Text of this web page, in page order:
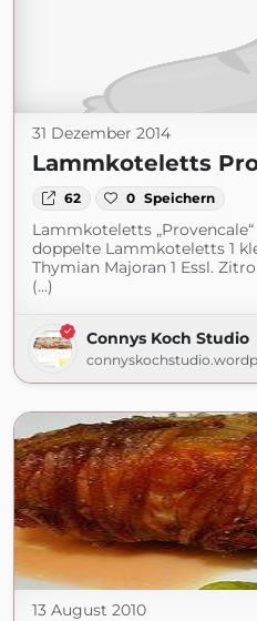
31 Dezember 2014
Lammkoteletts
62 0 Speichern
Lammkoteletts
doppelte Lammkoteletts 1
Thymian Majoran 1 Essl.
(...)
Connys Koch Studio
13 August 2010